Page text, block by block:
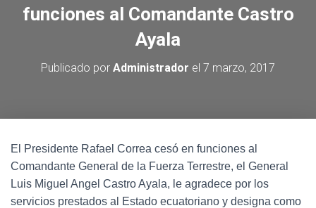
funciones al Comandante Castro
Ayala
Publicado por Administrador el 7 marzo, 2017
El Presidente Rafael Correa cesó en funciones al
Comandante General de la Fuerza Terrestre, el General
Luis Miguel Angel Castro Ayala, le agradece por los
servicios prestados al Estado ecuatoriano y designa como